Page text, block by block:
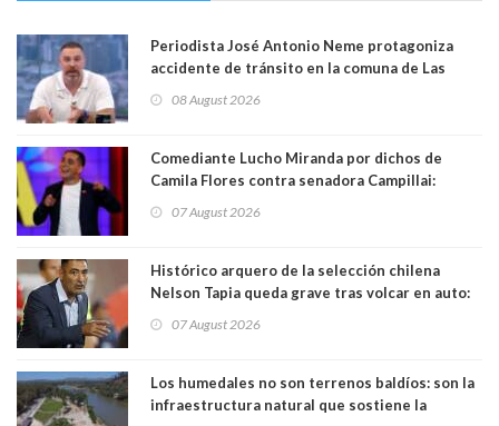
Periodista José Antonio Neme protagoniza
accidente de tránsito en la comuna de Las
08 August 2026
Comediante Lucho Miranda por dichos de
Camila Flores contra senadora Campillai:
forma de quitar dignidad"
07 August 2026
Histórico arquero de la selección chilena
Nelson Tapia queda grave tras volcar en auto:
07 August 2026
Los humedales no son terrenos baldíos: son la
infraestructura natural que sostiene la